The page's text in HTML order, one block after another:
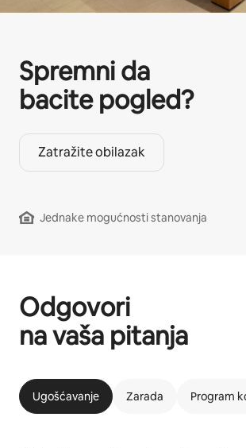
Spremni da
bacite pogled?
Zatražite obilazak
Jednake mogućnosti stanovanja
Odgovori
na vaša pitanja
Ugošćavanje Zarada Program